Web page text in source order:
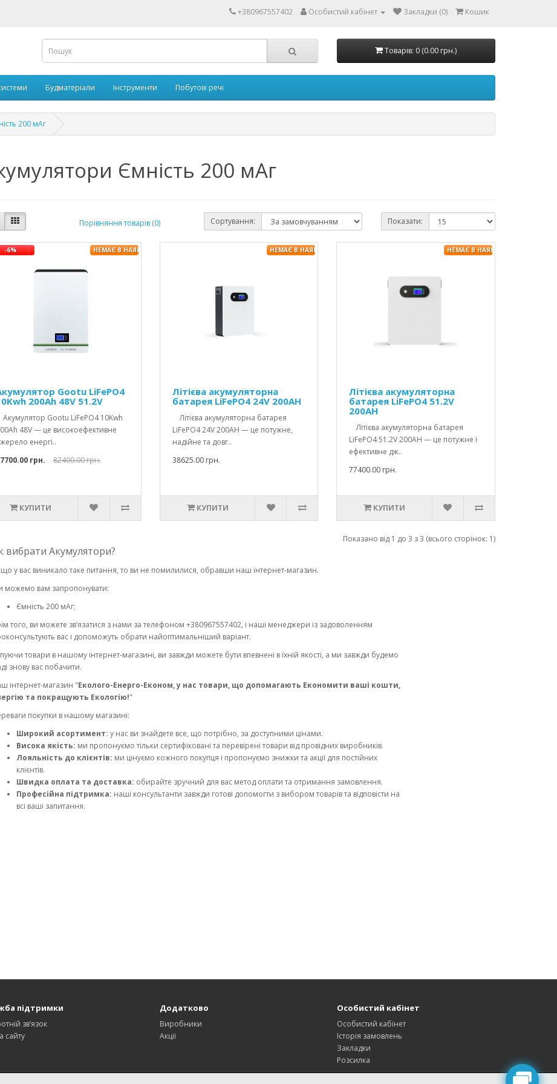
+380967557402 Особистий кабінет Закладки (0) Кошик
Товарів: 0 (0.00 грн.)
Будматеріали Інструменти Побутові речі
200 мАг
Ємність 200 мАг
Порівняння товарів (0) Сортування: Показати:
Gootu LiFePO4
200Ah 48V 51.2V
Акумулятор Gootu LiFePO4 10Kwh
48V — це високоефективне
енергі..
-6% НЕМАЄ В НАЯВНОСТІ
грн. 82400.00 грн.
КУПИТИ
Літієва акумуляторна
батарея LiFePO4 24V 200AH
Літієва акумуляторна батарея
LiFePO4 24V 200AH — це потужне,
надійне та довг..
НЕМАЄ В НАЯВНОСТІ
38625.00 грн.
КУПИТИ
Літієва акумуляторна
батарея LiFePO4 51.2V
200AH
Літієва акумуляторна батарея
LiFePO4 51.2V 200AH — це потужне і
ефективне дж..
НЕМАЄ В НАЯВНОСТІ
77400.00 грн.
КУПИТИ
Показано від 1 до 3 з 3 (всього сторінок: 1)
вибрати Акумулятори?
у вас виникало таке питання, то ви не помилилися, обравши наш інтернет-магазин.
можемо вам запропонувати:
Ємність 200 мАг;
того, ви можете зв’язатися з нами за телефоном +380967557402, і наші менеджери із задоволенням
вас і допоможуть обрати найоптимальніший варіант.
товари в нашому інтернет-магазині, ви завжди можете бути впевнені в їхній якості, а ми завжди будемо
знову вас побачити.
інтернет-магазин "Еколого-Енерго-Економ, у нас товари, що допомагають Економити ваші кошти,
та покращують Екологію!"
покупки в нашому магазині:
Широкий асортимент: у нас ви знайдете все, що потрібно, за доступними цінами.
Висока якість: ми пропонуємо тільки сертифіковані та перевірені товари від провідних виробників.
Лояльність до клієнтів: ми цінуємо кожного покупця і пропонуємо знижки та акції для постійних
клієнтів.
Швидка оплата та доставка: обирайте зручний для вас метод оплати та отримання замовлення.
Професійна підтримка: наші консультанти завжди готові допомогти з вибором товарів та відповісти на
всі ваші запитання.
підтримки
зв’язок
сайту
Додатково
Виробники
Акції
Особистий кабінет
Особистий кабінет
Історія замовлень
Закладки
Розсилка